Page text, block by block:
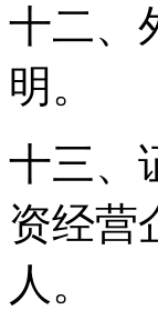
十二、
明。
十三、
资经营
人。